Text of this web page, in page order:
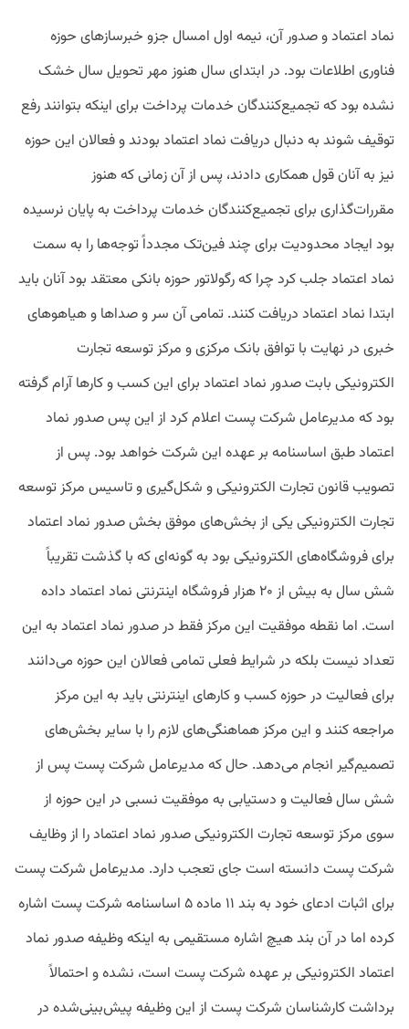
نماد اعتماد و صدور آن، نیمه اول امسال جزو خبرسازهای حوزه
فناوری اطلاعات بود. در ابتدای سال هنوز مهر تحویل سال خشک
نشده بود که تجمیع‌کنندگان خدمات پرداخت برای اینکه بتوانند رفع
توقیف شوند به دنبال دریافت نماد اعتماد بودند و فعالان این حوزه
نیز به آنان قول همکاری دادند، پس از آن زمانی که هنوز
مقررات‌گذاری برای تجمیع‌کنندگان خدمات پرداخت به پایان نرسیده
بود ایجاد محدودیت برای چند فین‌تک مجدداً توجه‌ها را به سمت
نماد اعتماد جلب کرد چرا که رگولاتور حوزه بانکی معتقد بود آنان باید
ابتدا نماد اعتماد دریافت کنند. تمامی آن سر و صداها و هیاهوهای
خبری در نهایت با توافق بانک مرکزی و مرکز توسعه تجارت
الکترونیکی بابت صدور نماد اعتماد برای این کسب و کارها آرام گرفته
بود که مدیرعامل شرکت پست اعلام کرد از این پس صدور نماد
اعتماد طبق اساسنامه بر عهده این شرکت خواهد بود. پس از
تصویب قانون تجارت الکترونیکی و شکل‌گیری و تاسیس مرکز توسعه
تجارت الکترونیکی یکی از بخش‌های موفق بخش صدور نماد اعتماد
برای فروشگاه‌های الکترونیکی بود به ‌گونه‌ای که با گذشت تقریباً
شش سال به بیش از ۲۰ هزار فروشگاه اینترنتی نماد اعتماد داده
‌است. اما نقطه موفقیت این مرکز فقط در صدور نماد اعتماد به این
تعداد نیست بلکه در شرایط فعلی تمامی فعالان این حوزه می‌دانند
برای فعالیت در حوزه کسب و کارهای اینترنتی باید به این مرکز
مراجعه کنند و این مرکز هماهنگی‌های لازم را با سایر بخش‌های
تصمیم‌گیر انجام می‌دهد. حال که مدیرعامل شرکت پست پس از
شش سال فعالیت و دستیابی به موفقیت نسبی در این حوزه از
سوی مرکز توسعه تجارت الکترونیکی صدور نماد اعتماد را از وظایف
شرکت پست دانسته است جای تعجب دارد. مدیرعامل شرکت پست
برای اثبات ادعای خود به بند ۱۱ ماده ۵ اساسنامه شرکت پست اشاره
کرده اما در آن بند هیچ اشاره مستقیمی به اینکه وظیفه صدور نماد
اعتماد الکترونیکی بر عهده شرکت پست است، نشده و احتمالاً
برداشت کارشناسان شرکت پست از این وظیفه پیش‌بینی‌شده در